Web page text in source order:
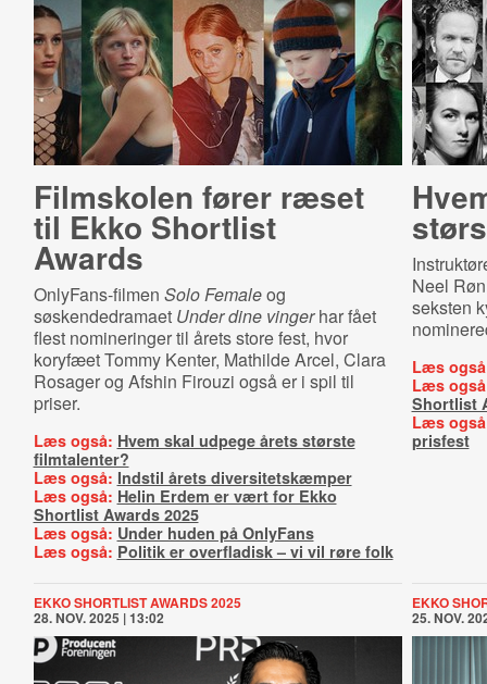
Filmskolen fører ræset
til Ekko Shortlist
Awards
OnlyFans-filmen Solo Femaleog
søskendedramaet Under dine vingerhar fået
flest nomineringer til årets store fest, hvor
koryfæet Tommy Kenter, Mathilde Arcel, Clara
Rosager og Afshin Firouzi også er i spil til
priser.
Læs også: Hvem skal udpege årets største
filmtalenter?
Læs også: Indstil årets diversitetskæmper
Læs også: Helin Erdem er vært for Ekko
Shortlist Awards 2025
Læs også: Under huden på OnlyFans
Læs også: Politik er overfladisk – vi vil røre folk
Neel
seksten
Læs
Læs
Shortlist
Læs
prisfest
EKKO SHORTLIST AWARDS 2025
28. NOV. 2025 | 13:02
EKKO
25. NOV.